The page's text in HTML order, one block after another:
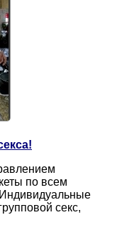
по всем
секс,